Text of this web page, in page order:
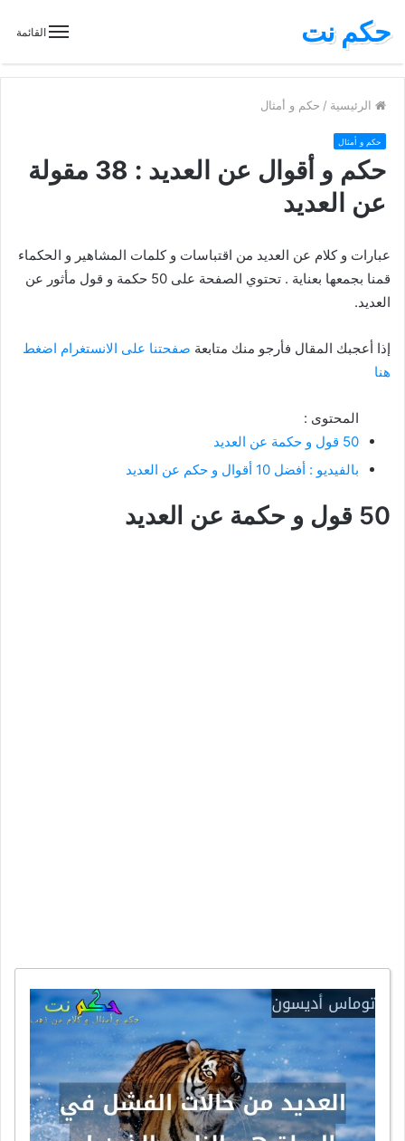
القائمة حكم نت
الرئيسية / حكم و أمثال
حكم و أمثال
حكم و أقوال عن العديد : 38 مقولة
عن العديد
عبارات و كلام عن العديد من اقتباسات و كلمات المشاهير و الحكماء
قمنا بجمعها بعناية . تحتوي الصفحة على 50 حكمة و قول مأثور عن
العديد.
إذا أعجبك المقال فأرجو منك متابعة صفحتنا على الانستغرام اضغط
هنا
المحتوى :
50 قول و حكمة عن العديد
بالفيديو : أفضل 10 أقوال و حكم عن العديد
50 قول و حكمة عن العديد